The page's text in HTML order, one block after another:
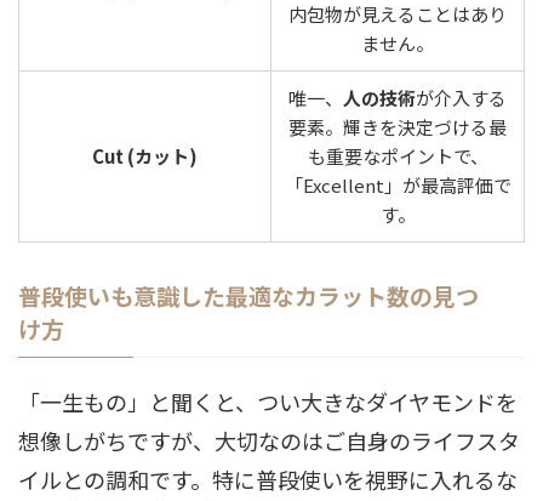
内包物が見えることはあり
ません。
Cut (カット)
唯一、 人の技術が介入する
要素。輝きを決定づける最
も重要なポイントで、
「Excellent」が最高評価で
す。
普段使いも意識した最適なカラット数の見つ
け方
「一生もの」と聞くと、つい大きなダイヤモンドを
想像しがちですが、大切なのはご自身のライフスタ
イルとの調和です。特に普段使いを視野に入れるな